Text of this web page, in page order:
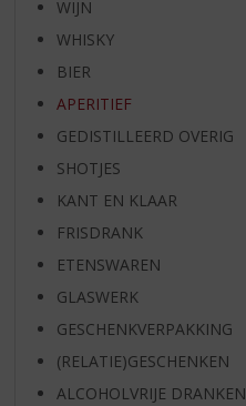
WIJN
WHISKY
BIER
APERITIEF
GEDISTILLEERD OVERIG
SHOTJES
KANT EN KLAAR
FRISDRANK
ETENSWAREN
GLASWERK
GESCHENKVERPAKKING
(RELATIE)GESCHENKEN
ALCOHOLVRIJE DRANKEN